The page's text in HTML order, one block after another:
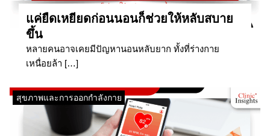
แค่ยืดเหยียดก่อนนอนก็ช่วยให้หลับสบาย
ขึ้น
หลายคนอาจเคยมีปัญหานอนหลับยาก ทั้งที่ร่างกาย
เหนื่อยล้า […]
สุขภาพและการออกกำลังกาย